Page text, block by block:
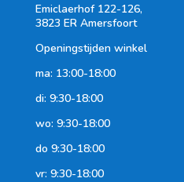
Emiclaerhof 122-126,
3823 ER Amersfoort
Openingstijden winkel
ma: 13:00-18:00
di: 9:30-18:00
wo: 9:30-18:00
do 9:30-18:00
vr: 9:30-18:00